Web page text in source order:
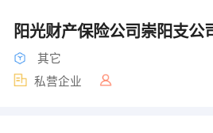
阳光财产保险公司崇阳支公
其它
私营企业